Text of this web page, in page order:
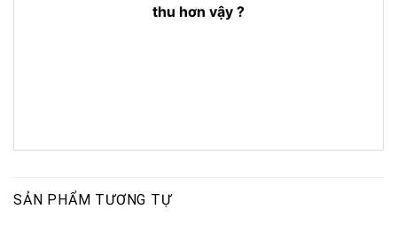
thu hơn vậy ?
SẢN PHẨM TƯƠNG TỰ